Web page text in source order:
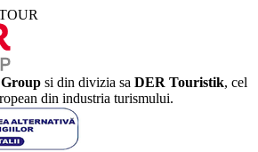
si din divizia sa DER Touristik, cel
din industria turismului.